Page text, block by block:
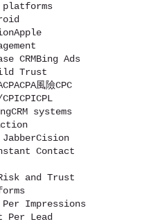
platforms
Apple
CRMBing Ads
Trust
CPACPA風險CPC
CPICPICPL
CRM systems
Cision
Contact
and Trust
Impressions
Per Lead